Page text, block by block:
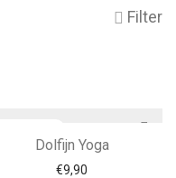
Filter
Dolfijn Yoga
€9,90